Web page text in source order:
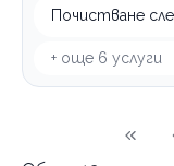
Почистване
+ още 6 услуги